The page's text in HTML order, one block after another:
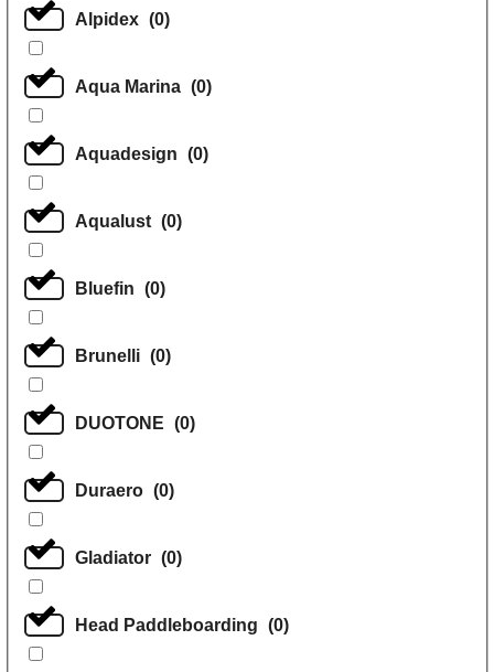
Alpidex (0)
Aqua Marina (0)
Aquadesign (0)
Aqualust (0)
Bluefin (0)
Brunelli (0)
DUOTONE (0)
Duraero (0)
Gladiator (0)
Head Paddleboarding (0)